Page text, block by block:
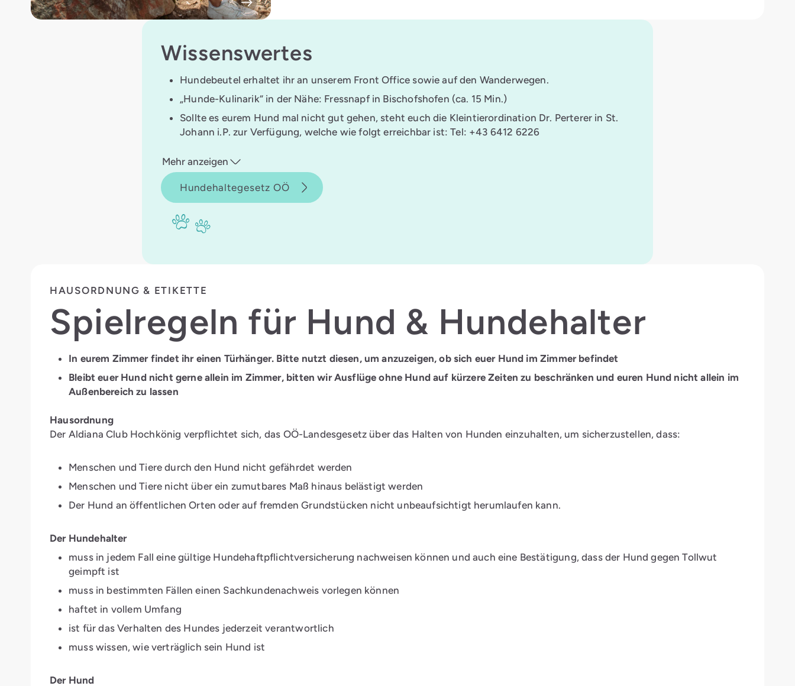
Wissenswertes
Hundebeutel erhaltet ihr an unserem Front Office sowie auf den Wanderwegen.
„Hunde-Kulinarik“ in der Nähe: Fressnapf in Bischofshofen (ca. 15 Min.)
Sollte es eurem Hund mal nicht gut gehen, steht euch die Kleintierordination Dr. Perterer in St.
Johann i.P. zur Verfügung, welche wie folgt erreichbar ist: Tel: +43 6412 6226
Mehr anzeigen
Hundehaltegesetz OÖ
HAUSORDNUNG & ETIKETTE
Spielregeln für Hund & Hundehalter
In eurem Zimmer findet ihr einen Türhänger. Bitte nutzt diesen, um anzuzeigen, ob sich euer Hund im Zimmer befindet
Bleibt euer Hund nicht gerne allein im Zimmer, bitten wir Ausflüge ohne Hund auf kürzere Zeiten zu beschränken und euren Hund nicht allein im
Außenbereich zu lassen
Hausordnung
Der Aldiana Club Hochkönig verpflichtet sich, das OÖ-Landesgesetz über das Halten von Hunden einzuhalten, um sicherzustellen, dass:
Menschen und Tiere durch den Hund nicht gefährdet werden
Menschen und Tiere nicht über ein zumutbares Maß hinaus belästigt werden
Der Hund an öffentlichen Orten oder auf fremden Grundstücken nicht unbeaufsichtigt herumlaufen kann.
Der Hundehalter
muss in jedem Fall eine gültige Hundehaftpflichtversicherung nachweisen können und auch eine Bestätigung, dass der Hund gegen Tollwut
geimpft ist
muss in bestimmten Fällen einen Sachkundenachweis vorlegen können
haftet in vollem Umfang
ist für das Verhalten des Hundes jederzeit verantwortlich
muss wissen, wie verträglich sein Hund ist
Der Hund